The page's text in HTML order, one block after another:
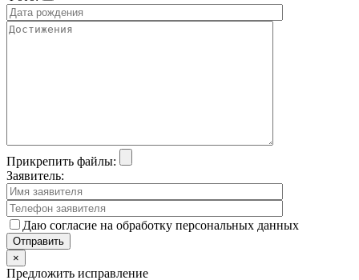
Прикрепить файлы:
Заявитель:
Даю согласие на обработку персональных данных
×
Предложить исправление